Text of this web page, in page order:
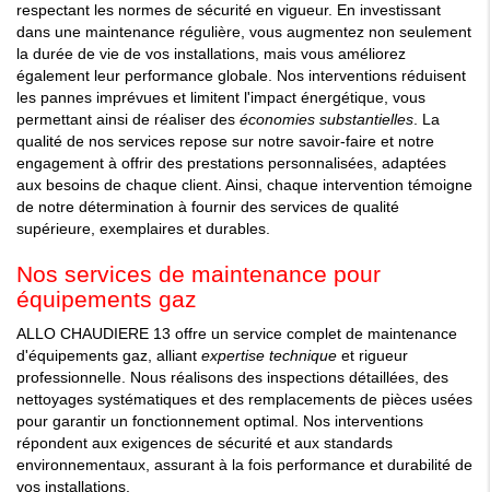
respectant les normes de sécurité en vigueur. En investissant
dans une maintenance régulière, vous augmentez non seulement
la durée de vie de vos installations, mais vous améliorez
également leur performance globale. Nos interventions réduisent
les pannes imprévues et limitent l'impact énergétique, vous
permettant ainsi de réaliser des économies substantielles . La
qualité de nos services repose sur notre savoir-faire et notre
engagement à offrir des prestations personnalisées, adaptées
aux besoins de chaque client. Ainsi, chaque intervention témoigne
de notre détermination à fournir des services de qualité
supérieure, exemplaires et durables.
Nos services de maintenance pour
équipements gaz
ALLO CHAUDIERE 13 offre un service complet de maintenance
d'équipements gaz, alliant expertise technique et rigueur
professionnelle. Nous réalisons des inspections détaillées, des
nettoyages systématiques et des remplacements de pièces usées
pour garantir un fonctionnement optimal. Nos interventions
répondent aux exigences de sécurité et aux standards
environnementaux, assurant à la fois performance et durabilité de
vos installations.